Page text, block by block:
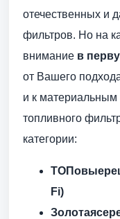
отечественных и
фильтров. Но на
внимание в
от Вашего
и к
топливного
категории:
ТОПовые
Fi)
Золотая